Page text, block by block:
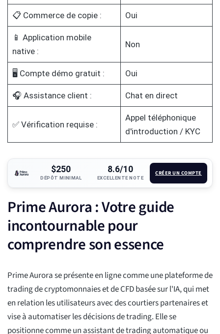
📋 Commerce de copie : Oui
📱 Application mobile
native :
Non
🖥️ Compte démo gratuit : Oui
🎧 Assistance client : Chat en direct
✅ Vérification requise :
Appel téléphonique
d'introduction / KYC
$250
DÉPÔT MINIMAL
8.6/10
EXCELLENTE NOTE
CRÉER UN COMPTE
Prime Aurora : Votre guide
incontournable pour
comprendre son essence
Prime Aurora se présente en ligne comme une plateforme de
trading de cryptomonnaies et de CFD basée sur l'IA, qui met
en relation les utilisateurs avec des courtiers partenaires et
vise à automatiser les décisions de trading. Elle se
positionne comme un assistant de trading automatique ou